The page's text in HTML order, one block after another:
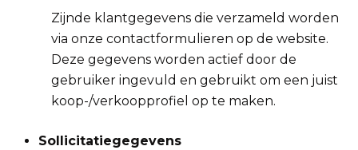
Zijnde klantgegevens die verzameld worden
via onze contactformulieren op de website.
Deze gegevens worden actief door de
gebruiker ingevuld en gebruikt om een juist
koop-/verkoopprofiel op te maken.
Sollicitatiegegevens